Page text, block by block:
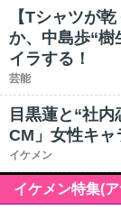
【Tシャツが
か、中島歩“樹
イラする！
芸能
目黒蓮と“社
CM」女性キャ
イケメン
イケメン特集(